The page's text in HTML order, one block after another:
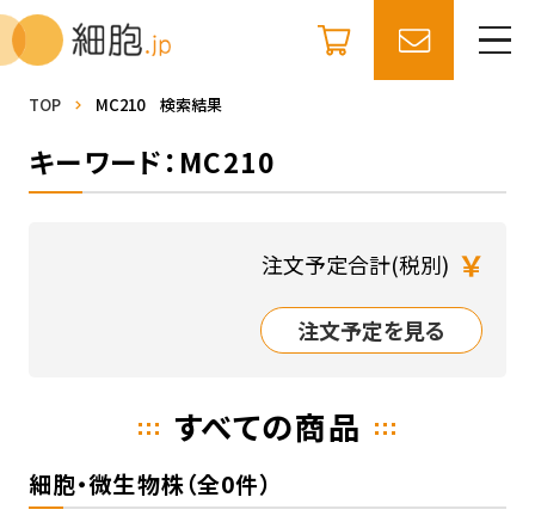
TOP MC210 検索結果
キーワード：MC210
注文予定合計(税別) ￥
注文予定を見る
すべての商品
細胞・微生物株（全0件）